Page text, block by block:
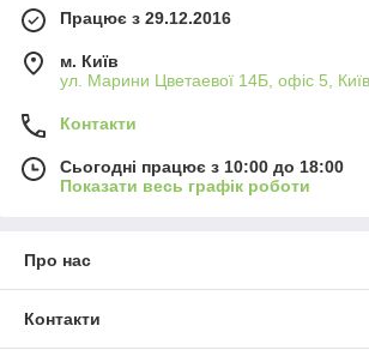
Працює з 29.12.2016
м. Київ
ул. Марини Цветаевої 14Б, офіс 5,
Контакти
Сьогодні працює з 10:00 до 18:00
Показати весь графік роботи
Про нас
Контакти